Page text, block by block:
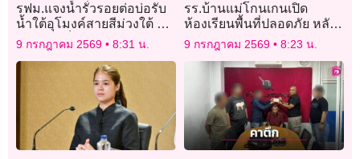
รฟม.แจงน้ำรั่วรอยต่อบ่อรับ
น้ำใต้อุโมงค์สายสีม่วงใต้ ยัน
อุโมงค์แข็งแรงไม่ทรุดตัวไม่
กระทบถนน-อาคาร
9 กรกฎาคม 2569 8:31 น.
รร.บ้านแม่โกนเกนเปิด
ห้องเรียนพื้นที่ปลอดภัย หลัง
ชายแดนเมียนมายังสู้รบ
กระสุนหลุดข้ามแดนเเตกฝั่ง
9 กรกฎาคม 2569 8:23 น.